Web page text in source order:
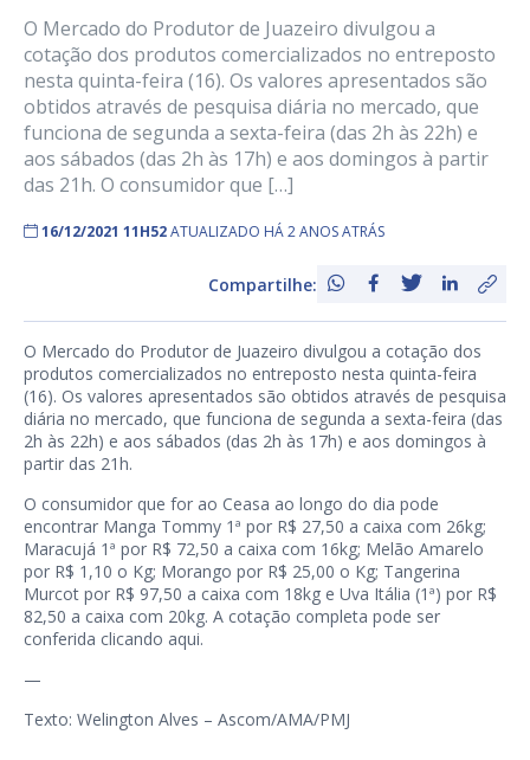
O Mercado do Produtor de Juazeiro divulgou a
cotação dos produtos comercializados no entreposto
nesta quinta-feira (16). Os valores apresentados são
obtidos através de pesquisa diária no mercado, que
funciona de segunda a sexta-feira (das 2h às 22h) e
aos sábados (das 2h às 17h) e aos domingos à partir
das 21h. O consumidor que […]
16/12/2021 11H52ATUALIZADO HÁ 2 ANOS ATRÁS
Compartilhe:
O Mercado do Produtor de Juazeiro divulgou a cotação dos
produtos comercializados no entreposto nesta quinta-feira
(16). Os valores apresentados são obtidos através de pesquisa
diária no mercado, que funciona de segunda a sexta-feira (das
2h às 22h) e aos sábados (das 2h às 17h) e aos domingos à
partir das 21h.
O consumidor que for ao Ceasa ao longo do dia pode
encontrar Manga Tommy 1ª por R$ 27,50 a caixa com 26kg;
Maracujá 1ª por R$ 72,50 a caixa com 16kg; Melão Amarelo
por R$ 1,10 o Kg; Morango por R$ 25,00 o Kg; Tangerina
Murcot por R$ 97,50 a caixa com 18kg e Uva Itália (1ª) por R$
82,50 a caixa com 20kg. A cotação completa pode ser
conferida clicando aqui.
—
Texto: Welington Alves – Ascom/AMA/PMJ